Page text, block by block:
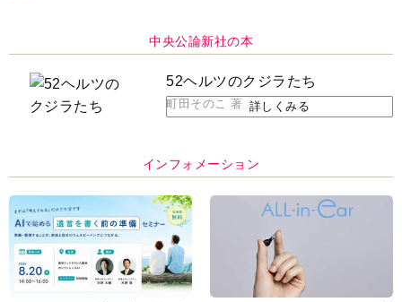
中央公論新社の本
52ヘルツのクジラたち
町田そのこ 著 詳しくみる
インフォメーション